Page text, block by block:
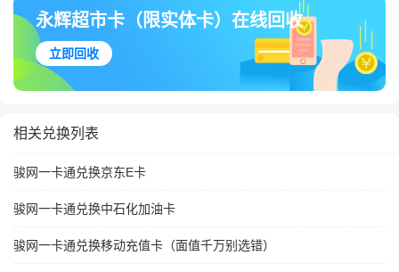
永辉超市卡（限实体卡）在线回收
立即回收
相关兑换列表
骏网一卡通兑换京东E卡
骏网一卡通兑换中石化加油卡
骏网一卡通兑换移动充值卡（面值千万别选错）